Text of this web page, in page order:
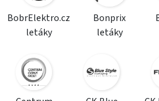
BobrElektro.cz
letáky
Bonprix
letáky